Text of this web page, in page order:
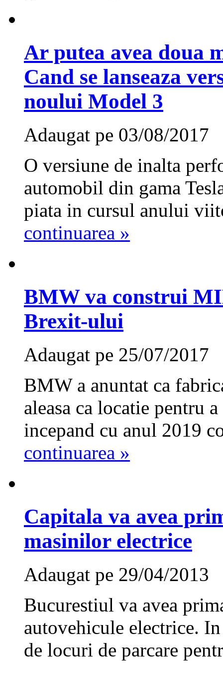
Ar putea avea doua
Cand se lanseaza
noului Model 3
Adaugat pe 03/08/2017
O versiune de inalta
automobil din gama
piata in cursul anului
continuarea »
BMW va construi
Brexit-ului
Adaugat pe 25/07/2017
BMW a anuntat ca
aleasa ca locatie pentru
incepand cu anul 2019
continuarea »
Capitala va avea
masinilor electrice
Adaugat pe 29/04/2013
Bucurestiul va avea
autovehicule electrice.
de locuri de parcare